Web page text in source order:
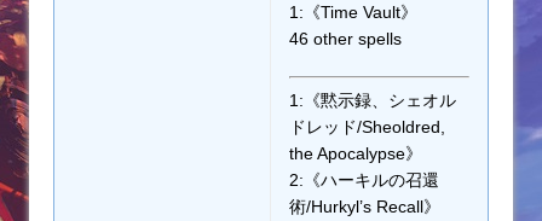
1:《Time Vault》
46 other spells
1:《黙示録、シェオル
ドレッド/Sheoldred,
the Apocalypse》
2:《ハーキルの召還
術/Hurkyl’s Recall》